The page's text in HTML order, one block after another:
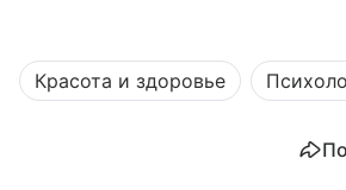
Красота и здоровье